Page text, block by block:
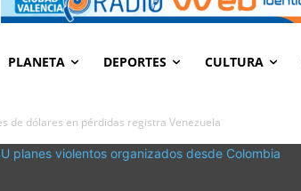
PLANETA DEPORTES CULTURA
de dólares en pérdidas registra Venezuela